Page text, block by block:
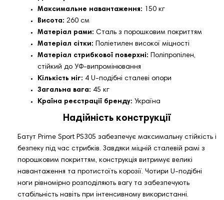
Максимальне навантаження: 150 кг
Висота: 260 см
Матеріал рами: Сталь з порошковим покриттям
Матеріал сітки: Поліетилен високої міцності
Матеріал стрибкової поверхні: Поліпропілен,
стійкий до УФ-випромінювання
Кількість ніг: 4 U-подібні сталеві опори
Загальна вага: 45 кг
Країна реєстрації бренду: Україна
Надійність конструкції
Батут Prime Sport PS305 забезпечує максимальну стійкість і
безпеку під час стрибків. Завдяки міцній сталевій рамі з
порошковим покриттям, конструкція витримує великі
навантаження та протистоїть корозії. Чотири U-подібні
ноги рівномірно розподіляють вагу та забезпечують
стабільність навіть при інтенсивному використанні.